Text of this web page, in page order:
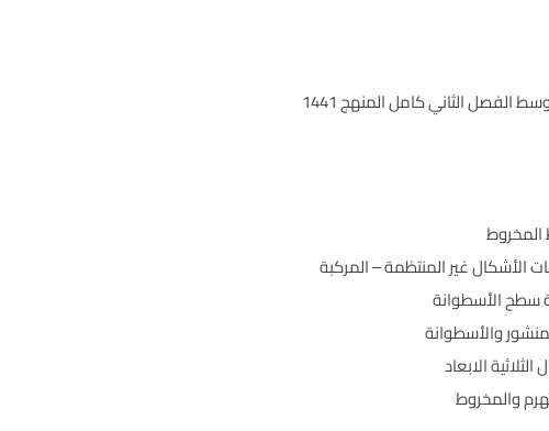
الفصل الثاني كامل المنهج 1441